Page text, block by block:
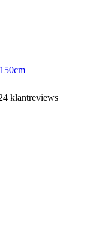
klantreviews